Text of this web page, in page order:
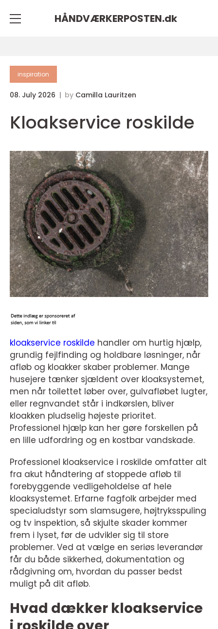
HÅNDVÆRKERPOSTEN.dk
inspiration
08. July 2026 by Camilla Lauritzen
Kloakservice roskilde
kloakservice roskilde handler om hurtig hjælp,
grundig fejlfinding og holdbare løsninger, når
afløb og kloakker skaber problemer. Mange
husejere tænker sjældent over kloaksystemet,
men når toilettet løber over, gulvafløbet lugter,
eller regnvandet står i indkørslen, bliver
kloakken pludselig højeste prioritet.
Professionel hjælp kan her gøre forskellen på
en lille udfordring og en kostbar vandskade.
Professionel kloakservice i roskilde omfatter alt
fra akut håndtering af stoppede afløb til
forebyggende vedligeholdelse af hele
kloaksystemet. Erfarne fagfolk arbejder med
specialudstyr som slamsugere, højtryksspuling
og tv inspektion, så skjulte skader kommer
frem i lyset, før de udvikler sig til store
problemer. Ved at vælge en seriøs leverandør
får du både sikkerhed, dokumentation og
rådgivning om, hvordan du passer bedst
muligt på dit afløb.
Hvad dækker kloakservice